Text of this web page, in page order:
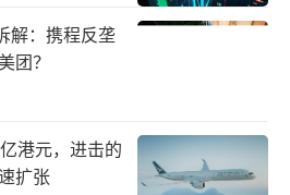
应依旧
，74家非上市财险公司上
亿元，同比增长8%。其
现正增长，21家公司保费
解：携程反垄
团？
港元，进击的
扩张